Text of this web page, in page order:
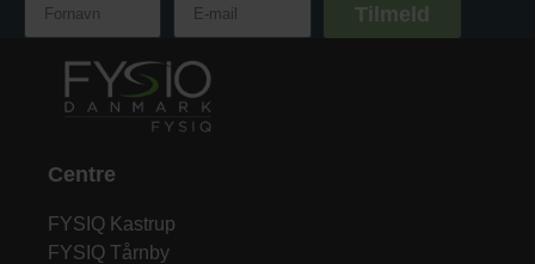
Tilmeld
Centre
FYSIQ Kastrup
FYSIQ Tårnby